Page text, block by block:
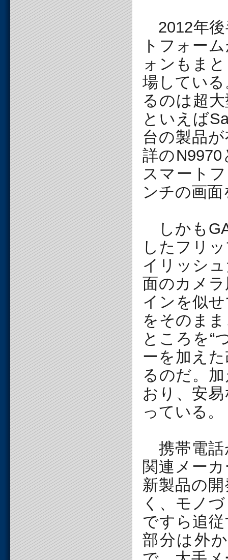
2012年後
トフォー
ォンもま
場してい
るのは超
といえば
台の製品
詳の
スマート
ンチの画
しかも
したフリ
イリッシ
面のカメ
インを似
をそのま
ところを“
ーを加え
るのだ。
おり、安
っている。
携帯電話
関連メー
新製品の
く、モノ
ですら追
部分は外